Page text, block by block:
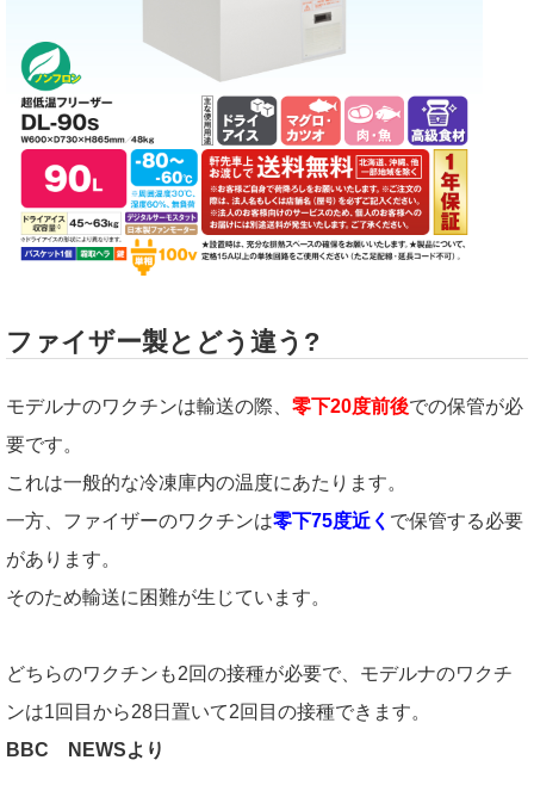
ファイザー製とどう違う?
モデルナのワクチンは輸送の際、 零下20度前後での保管が必
要です。
これは一般的な冷凍庫内の温度にあたります。
一方、ファイザーのワクチンは零下75度近く で保管する必要
があります。
そのため輸送に困難が生じています。
どちらのワクチンも2回の接種が必要で、モデルナのワクチ
ンは1回目から28日置いて2回目の接種できます。
BBC NEWSより